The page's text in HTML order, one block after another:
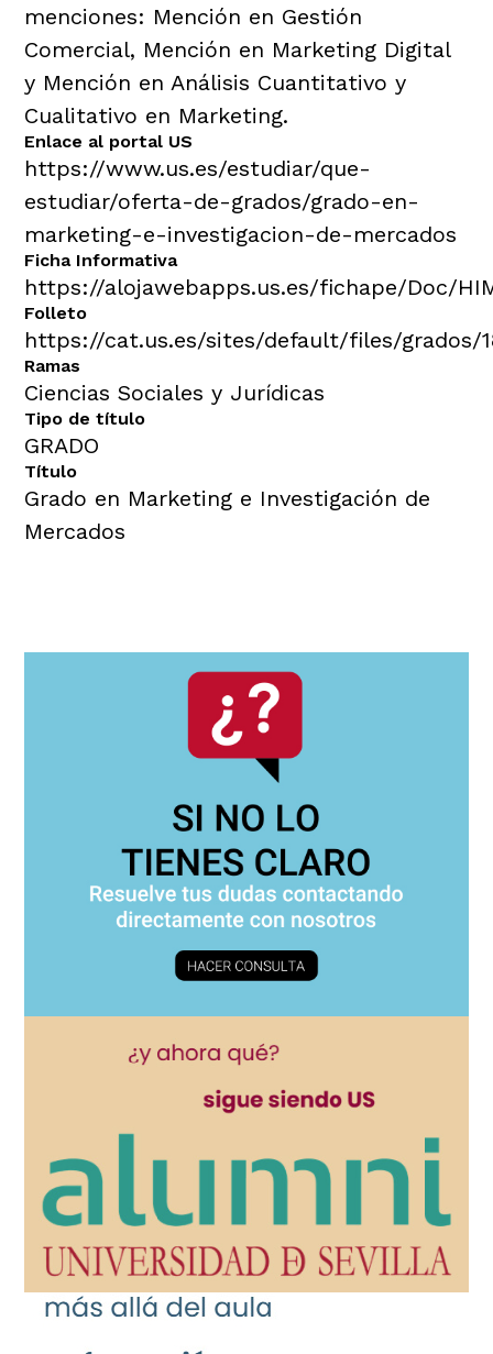
menciones: Mención en Gestión
Comercial, Mención en Marketing Digital
y Mención en Análisis Cuantitativo y
Cualitativo en Marketing.
Enlace al portal US
https://www.us.es/estudiar/que-
estudiar/oferta-de-grados/grado-en-
marketing-e-investigacion-de-mercados
Ficha Informativa
https://alojawebapps.us.es/fichape/Doc/
Folleto
https://cat.us.es/sites/default/files/grados/
Ramas
Ciencias Sociales y Jurídicas
Tipo de título
GRADO
Título
Grado en Marketing e Investigación de
Mercados